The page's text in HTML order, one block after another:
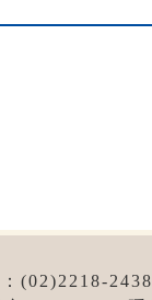
(02)2218-2438